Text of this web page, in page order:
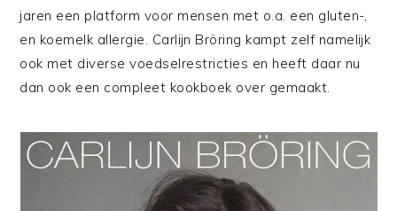
jaren een platform voor mensen met o.a. een gluten-,
en koemelk allergie. Carlijn Bröring kampt zelf namelijk
ook met diverse voedselrestricties en heeft daar nu
dan ook een compleet kookboek over gemaakt.